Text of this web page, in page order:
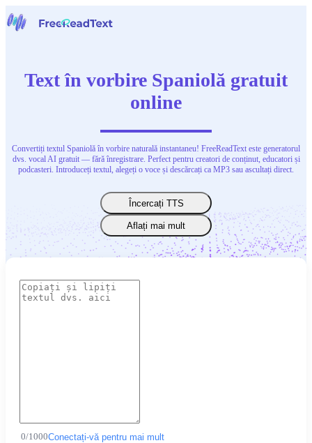
Instrumente
Română
Text în vorbire Spaniolă gratuit
online
Convertiți textul Spaniolă în vorbire naturală instantaneu! FreeReadText este generatorul
dvs. vocal AI gratuit — fără înregistrare. Perfect pentru creatori de conținut, educatori și
podcasteri. Introduceți textul, alegeți o voce și descărcați ca MP3 sau ascultați direct.
Încercați TTS
Aflați mai mult
0/1000Conectați-vă pentru mai mult